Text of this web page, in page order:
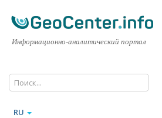
Информационно-аналитический портал
RU